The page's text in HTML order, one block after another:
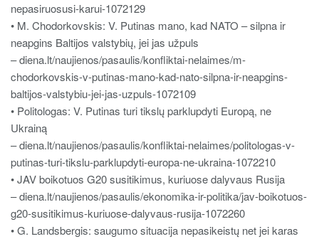
nepasiruosusi-karui-1072129
• M. Chodorkovskis: V. Putinas mano, kad NATO – silpna ir
neapgins Baltijos valstybių, jei jas užpuls
– diena.lt/naujienos/pasaulis/konfliktai-nelaimes/m-
chodorkovskis-v-putinas-mano-kad-nato-silpna-ir-neapgins-
baltijos-valstybiu-jei-jas-uzpuls-1072109
• Politologas: V. Putinas turi tikslų parklupdyti Europą, ne
Ukrainą
– diena.lt/naujienos/pasaulis/konfliktai-nelaimes/politologas-v-
putinas-turi-tikslu-parklupdyti-europa-ne-ukraina-1072210
• JAV boikotuos G20 susitikimus, kuriuose dalyvaus Rusija
– diena.lt/naujienos/pasaulis/ekonomika-ir-politika/jav-boikotuos-
g20-susitikimus-kuriuose-dalyvaus-rusija-1072260
• G. Landsbergis: saugumo situacija nepasikeistų net jei karas